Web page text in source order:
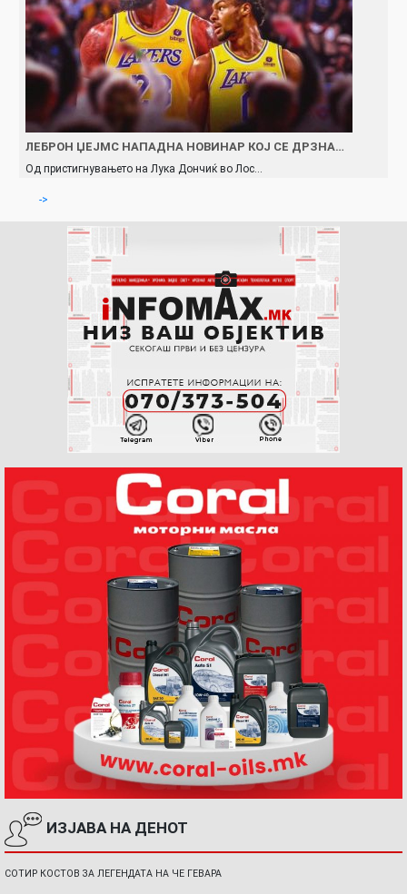
ЛЕБРОН ЏЕЈМС НАПАДНА НОВИНАР КОЈ СЕ ДРЗНА…
Од пристигнувањето на Лука Дончиќ во Лос…
->
ИЗЈАВА НА ДЕНОТ
СОТИР КОСТОВ ЗА ЛЕГЕНДАТА НА ЧЕ ГЕВАРА